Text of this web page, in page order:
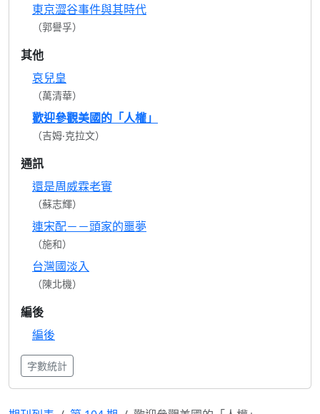
東京澀谷事件與其時代
（郭譽孚）
其他
哀兒皇
（萬清華）
歡迎參觀美國的「人權」
（吉姆‧克拉文）
通訊
還是周威霖老實
（蘇志輝）
連宋配－－頭家的噩夢
（施和）
台灣國淡入
（陳北機）
編後
編後
字數統計